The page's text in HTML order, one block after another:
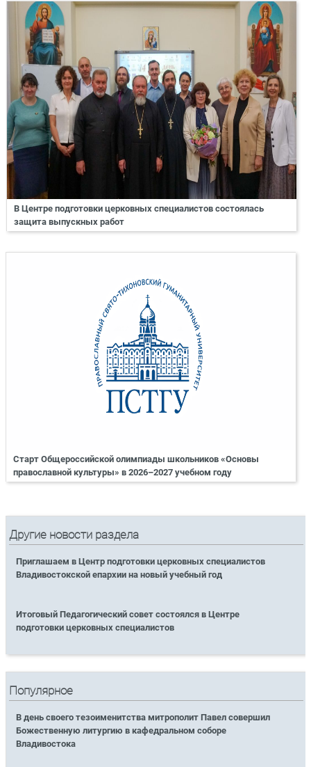
В Центре подготовки церковных специалистов состоялась
защита выпускных работ
Старт Общероссийской олимпиады школьников «Основы
православной культуры» в 2026–2027 учебном году
Другие новости раздела
Приглашаем в Центр подготовки церковных специалистов
Владивостокской епархии на новый учебный год
Итоговый Педагогический совет состоялся в Центре
подготовки церковных специалистов
Популярное
В день своего тезоименитства митрополит Павел совершил
Божественную литургию в кафедральном соборе
Владивостока